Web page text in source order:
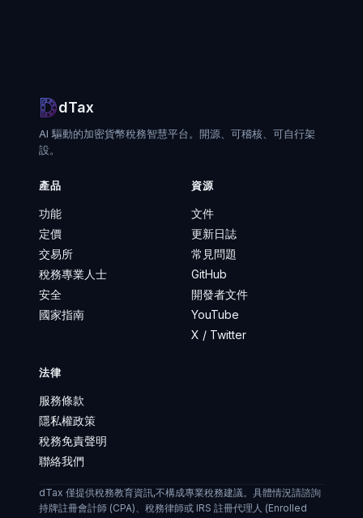
dTax
AI 驅動的加密貨幣稅務智慧平台。開源、可稽核、可自行架
設。
產品
功能
定價
交易所
稅務專業人士
安全
國家指南
資源
文件
更新日誌
常見問題
GitHub
開發者文件
YouTube
X / Twitter
法律
服務條款
隱私權政策
稅務免責聲明
聯絡我們
dTax 僅提供稅務教育資訊,不構成專業稅務建議。具體情況請諮詢
持牌註冊會計師 (CPA)、稅務律師或 IRS 註冊代理人 (Enrolled